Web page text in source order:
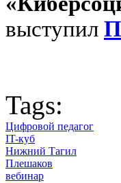
выступил
Tags:
Цифровой педагог
IT-куб
Нижний Тагил
Плешаков
вебинар